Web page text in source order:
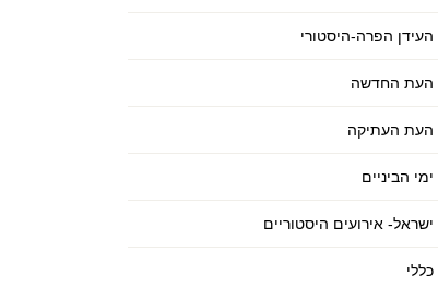
העידן הפרה-היסטורי
העת החדשה
העת העתיקה
ימי הביניים
ישראל- אירועים היסטוריים
כללי